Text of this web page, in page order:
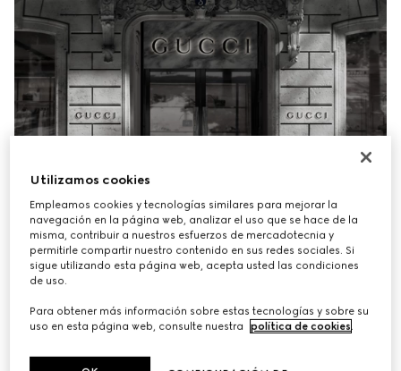
Reserve una cita con el equipo de asesores de clientes
Utilizamos cookies
Empleamos cookies y tecnologías similares para mejorar la
navegación en la página web, analizar el uso que se hace de la
misma, contribuir a nuestros esfuerzos de mercadotecnia y
permitirle compartir nuestro contenido en sus redes sociales. Si
sigue utilizando esta página web, acepta usted las condiciones
de uso.
Para obtener más información sobre estas tecnologías y sobre su
uso en esta página web, consulte nuestra
política de cookies